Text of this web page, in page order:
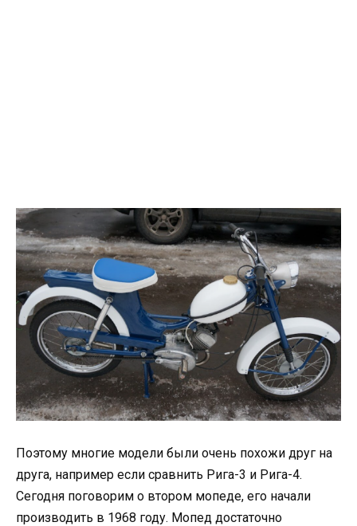
Поэтому многие модели были очень похожи друг на
друга, например если сравнить Рига-3 и Рига-4.
Сегодня поговорим о втором мопеде, его начали
производить в 1968 году. Мопед достаточно